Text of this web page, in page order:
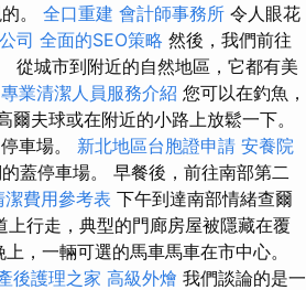
。 全口重建 會計師事務所 令人眼花
司 全面的SEO策略 然後，我們前往
從城市到附近的自然地區，它都有美
專業清潔人員服務介紹 您可以在釣魚，
爾夫球或在附近的小路上放鬆一下。
車場。 新北地區台胞證申請 安養院
蓋停車場。 早餐後，前往南部第二
潔費用參考表 下午到達南部情緒查爾
上行走，典型的門廊房屋被隱藏在覆
上，一輛可選的馬車馬車在市中心。
後護理之家 高級外燴 我們談論的是一